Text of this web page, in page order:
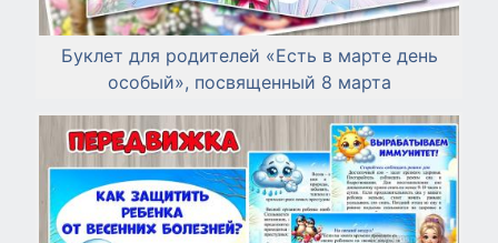
Буклет для родителей «Есть в марте день
особый», посвященный 8 марта